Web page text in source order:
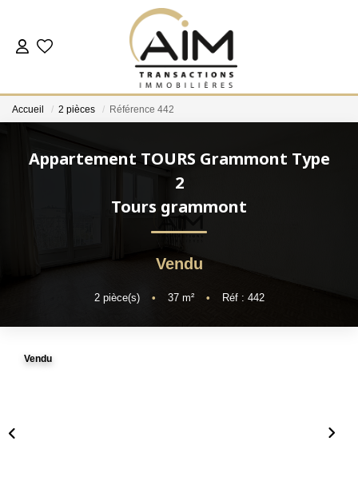
ACHETER
NOS AGENCES
Les Agences
Nous Rejoindre
Nos Témoignages
Accueil 2 pièces Référence 442
Appartement TOURS Grammont Type
2
Tours grammont
Vendu
2pièce(s) • 37m² • Réf : 442
Vendu